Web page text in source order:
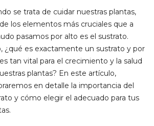
se trata de cuidar nuestras plantas,
los elementos más cruciales que a
pasamos por alto es el sustrato.
¿qué es exactamente un sustrato y por
tan vital para el crecimiento y la salud
plantas? En este artículo,
en detalle la importancia del
y cómo elegir el adecuado para tus